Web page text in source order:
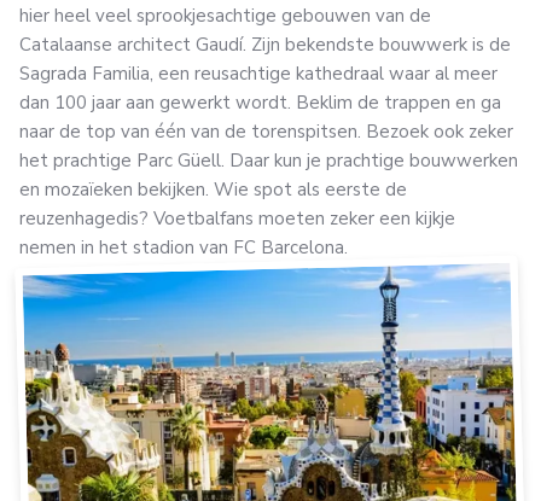
hier heel veel sprookjesachtige gebouwen van de
Catalaanse architect Gaudí. Zijn bekendste bouwwerk is de
Sagrada Familia, een reusachtige kathedraal waar al meer
dan 100 jaar aan gewerkt wordt. Beklim de trappen en ga
naar de top van één van de torenspitsen. Bezoek ook zeker
het prachtige Parc Güell. Daar kun je prachtige bouwwerken
en mozaïeken bekijken. Wie spot als eerste de
reuzenhagedis? Voetbalfans moeten zeker een kijkje
nemen in het stadion van FC Barcelona.